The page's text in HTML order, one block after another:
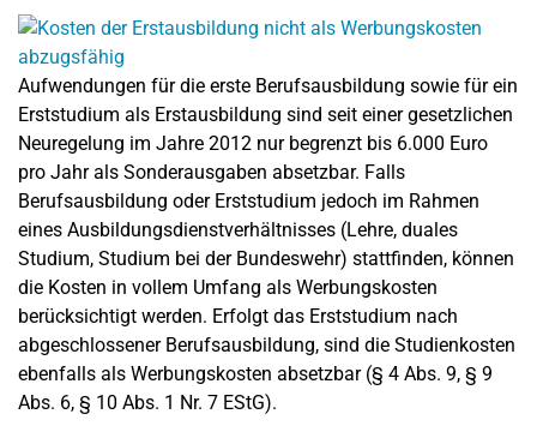
Aufwendungen für die erste Berufsausbildung sowie für ein
Erststudium als Erstausbildung sind seit einer gesetzlichen
Neuregelung im Jahre 2012 nur begrenzt bis 6.000 Euro
pro Jahr als Sonderausgaben absetzbar. Falls
Berufsausbildung oder Erststudium jedoch im Rahmen
eines Ausbildungsdienstverhältnisses (Lehre, duales
Studium, Studium bei der Bundeswehr) stattfinden, können
die Kosten in vollem Umfang als Werbungskosten
berücksichtigt werden. Erfolgt das Erststudium nach
abgeschlossener Berufsausbildung, sind die Studienkosten
ebenfalls als Werbungskosten absetzbar (§ 4 Abs. 9, § 9
Abs. 6, § 10 Abs. 1 Nr. 7 EStG).